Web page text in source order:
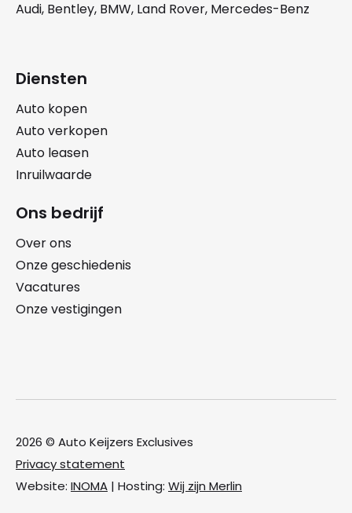
Audi, Bentley, BMW, Land Rover, Mercedes-Benz
Diensten
Auto kopen
Auto verkopen
Auto leasen
Inruilwaarde
Ons bedrijf
Over ons
Onze geschiedenis
Vacatures
Onze vestigingen
2026 © Auto Keijzers Exclusives
Privacy statement
Website: INOMA | Hosting: Wij zijn Merlin